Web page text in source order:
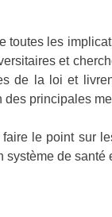
toutes les
et
de la loi et
des principales
le point sur
système de santé